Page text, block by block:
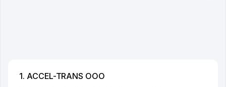
1. ACCEL-TRANS ООО